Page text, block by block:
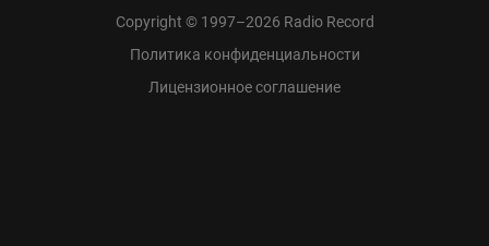
Copyright © 1997–2026 Radio Record
Политика конфиденциальности
Лицензионное соглашение